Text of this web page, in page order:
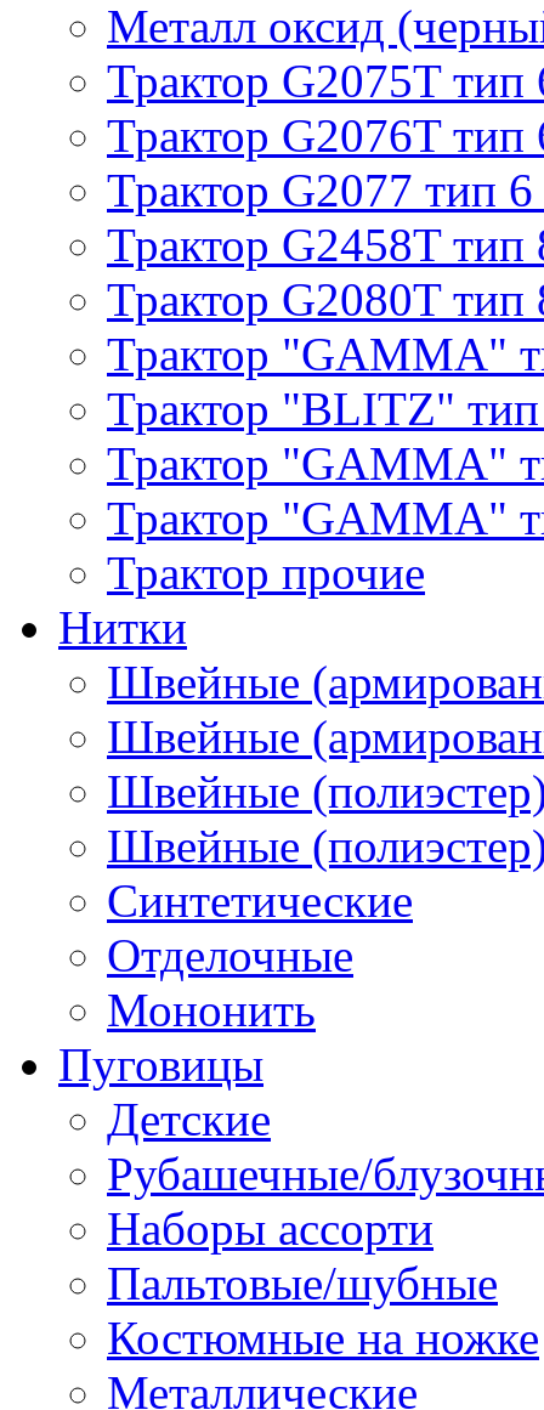
Металл оксид
Трактор G2075T тип
Трактор G2076T тип
Трактор G2077 тип 6
Трактор G2458T тип
Трактор G2080T тип
Трактор "GAMMA"
Трактор "BLITZ"
Трактор "GAMMA"
Трактор "GAMMA"
Трактор прочие
Нитки
Швейные
Швейные
Швейные
Швейные
Синтетические
Отделочные
Мононить
Пуговицы
Детские
Рубашечные/
Наборы ассорти
Пальтовые/шубные
Костюмные на ножке
Металлические